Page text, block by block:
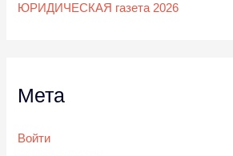
ЮРИДИЧЕСКАЯ газета 2026
Мета
Войти